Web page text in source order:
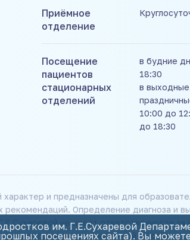
Приёмное
отделение
Посещение
пациентов
стационарных
отделений
в будние
18:30
в выходные
10:00 до
до 18:30
и предназначены для
Определение диагноза и
не несёт ответственности
информации, размещенной на сайте.
им. Г.Е.Сухаревой
посещениях сайта). Вы можете